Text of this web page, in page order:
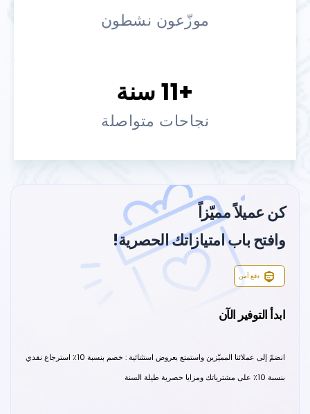
موزّعون نشطون
+11 سنة
نجاحات متواصلة
كن عميلاً مميّزاً
وافتح باب امتيازاتك الحصرية!
دفع آمن
ابدأ التوفير الآن
انضمّ إلى عملائنا المميّزين واستمتع بعروض استثنائية : خصم بنسبة 10٪ استرجاع نقدي
بنسبة 10٪ على مشترياتك ومزايا حصرية طيلة السنة